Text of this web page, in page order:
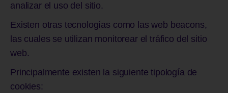
analizar el uso del sitio.
Existen otras tecnologías como las web beacons,
las cuales se utilizan monitorear el tráfico del sitio
web.
Principalmente existen la siguiente tipología de
cookies: